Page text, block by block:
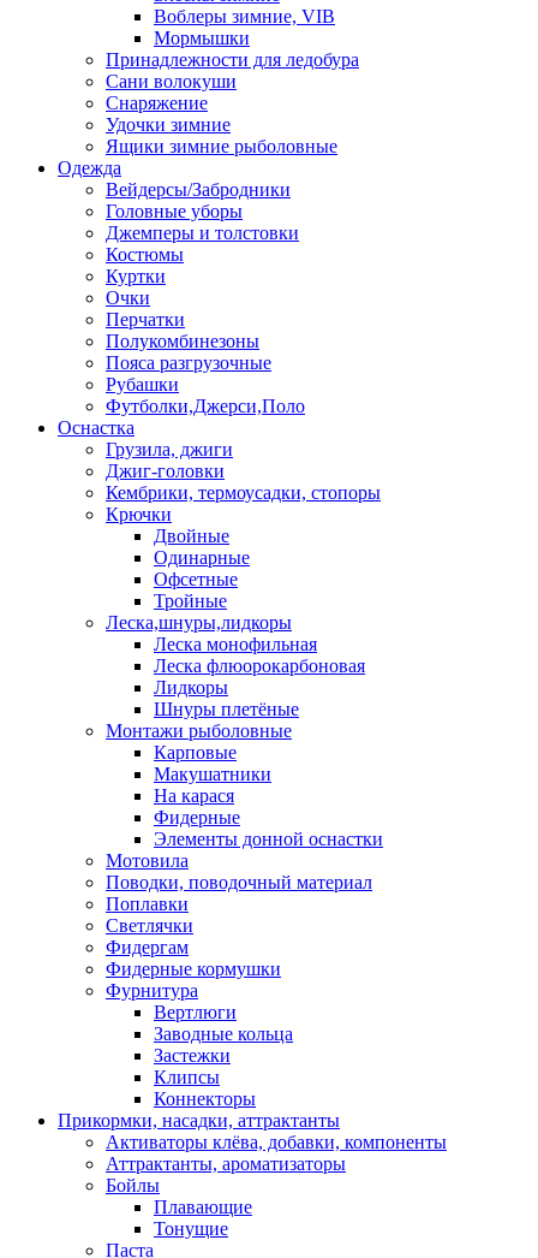
Воблеры зимние, VIB
Мормышки
Принадлежности для ледобура
Сани волокуши
Снаряжение
Удочки зимние
Ящики зимние рыболовные
Одежда
Вейдерсы/Забродники
Головные уборы
Джемперы и толстовки
Костюмы
Куртки
Очки
Перчатки
Полукомбинезоны
Пояса разгрузочные
Рубашки
Футболки,Джерси,Поло
Оснастка
Грузила, джиги
Джиг-головки
Кембрики, термоусадки, стопоры
Крючки
Двойные
Одинарные
Офсетные
Тройные
Леска,шнуры,лидкоры
Леска монофильная
Леска флюорокарбоновая
Лидкоры
Шнуры плетёные
Монтажи рыболовные
Карповые
Макушатники
На карася
Фидерные
Элементы донной оснастки
Мотовила
Поводки, поводочный материал
Поплавки
Светлячки
Фидергам
Фидерные кормушки
Фурнитура
Вертлюги
Заводные кольца
Застежки
Клипсы
Коннекторы
Прикормки, насадки, аттрактанты
Активаторы клёва, добавки, компоненты
Аттрактанты, ароматизаторы
Бойлы
Плавающие
Тонущие
Паста